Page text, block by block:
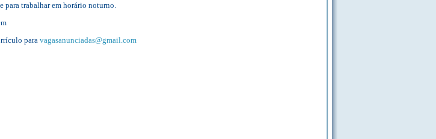
trabalhar em horário noturno.
para vagasanunciadas@gmail.com